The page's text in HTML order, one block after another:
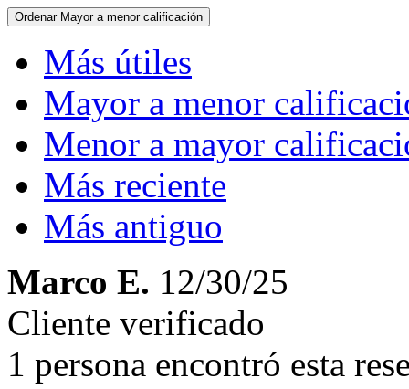
Ordenar Mayor a menor calificación
Más útiles
Mayor a menor
Menor a mayor
Más reciente
Más antiguo
Marco E. 12/30/25
Cliente verificado
1 persona encontró esta